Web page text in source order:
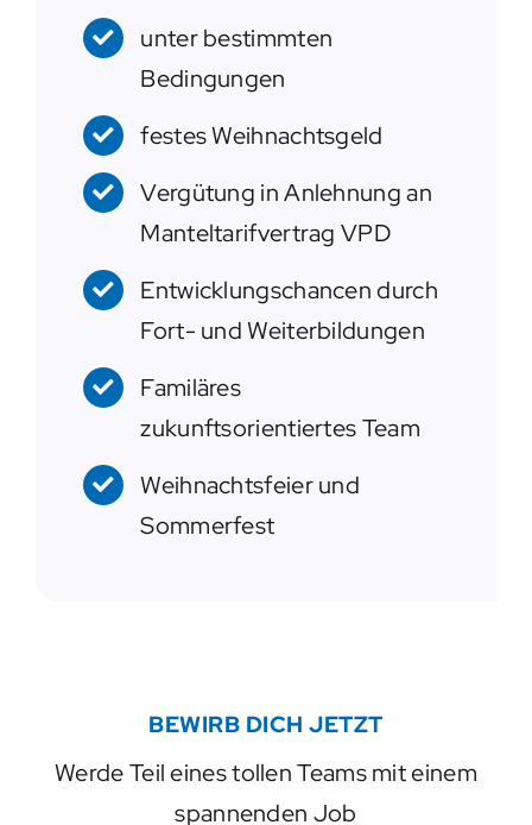
unter bestimmten
Bedingungen
festes Weihnachtsgeld
Vergütung in Anlehnung an
Manteltarifvertrag VPD
Entwicklungschancen durch
Fort- und Weiterbildungen
Familäres
zukunftsorientiertes Team
Weihnachtsfeier und
Sommerfest
BEWIRB DICH JETZT
Werde Teil eines tollen Teams mit einem
spannenden Job